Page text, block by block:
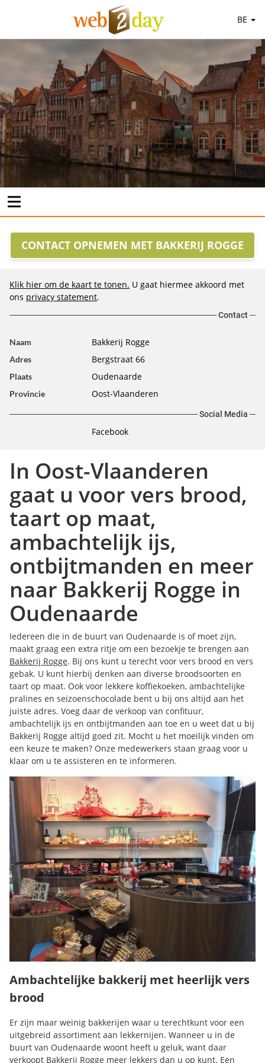
BE
CONTACT OPNEMEN MET BAKKERIJ ROGGE
Klik hier om de kaart te tonen. U gaat hiermee akkoord met
ons privacy statement.
Contact
Naam Bakkerij Rogge
Adres Bergstraat 66
Plaats Oudenaarde
Provincie Oost-Vlaanderen
Social Media
Facebook
In Oost-Vlaanderen
gaat u voor vers brood,
taart op maat,
ambachtelijk ijs,
ontbijtmanden en meer
naar Bakkerij Rogge in
Oudenaarde
Iedereen die in de buurt van Oudenaarde is of moet zijn,
maakt graag een extra ritje om een bezoekje te brengen aan
Bakkerij Rogge. Bij ons kunt u terecht voor vers brood en vers
gebak. U kunt hierbij denken aan diverse broodsoorten en
taart op maat. Ook voor lekkere koffiekoeken, ambachtelijke
pralines en seizoenschocolade bent u bij ons altijd aan het
juiste adres. Voeg daar de verkoop van confituur,
ambachtelijk ijs en ontbijtmanden aan toe en u weet dat u bij
Bakkerij Rogge altijd goed zit. Mocht u het moeilijk vinden om
een keuze te maken? Onze medewerkers staan graag voor u
klaar om u te assisteren en te informeren.
Ambachtelijke bakkerij met heerlijk vers
brood
Er zijn maar weinig bakkerijen waar u terechtkunt voor een
uitgebreid assortiment aan lekkernijen. Wanneer u in de
buurt van Oudenaarde woont heeft u geluk, want daar
verkoopt Bakkerij Rogge meer lekkers dan u op kunt. Een